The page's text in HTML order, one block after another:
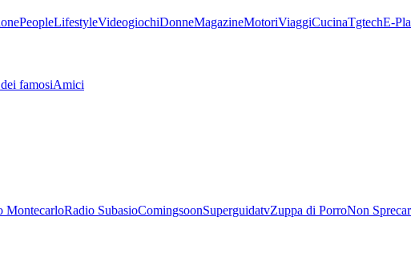
PeopleLifestyleVideogiochiDonneMagazineMotoriViaggiCucinaTgtechE-
famosiAmici
MontecarloRadio SubasioComingsoonSuperguidatvZuppa di PorroNon